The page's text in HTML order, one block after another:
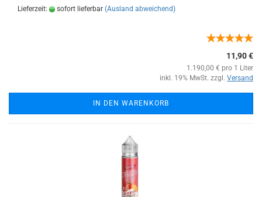
Lieferzeit: sofort lieferbar (Ausland abweichend)
11,90 €
1.190,00 € pro 1 Liter
inkl. 19% MwSt. zzgl. Versand
IN DEN WARENKORB